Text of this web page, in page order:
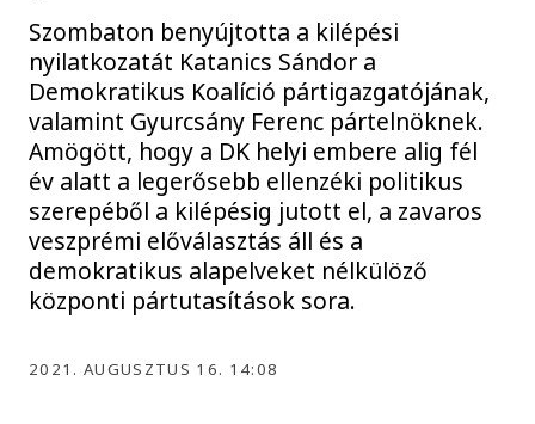
Szombaton benyújtotta a kilépési
nyilatkozatát Katanics Sándor a
Demokratikus Koalíció pártigazgatójának,
valamint Gyurcsány Ferenc pártelnöknek.
Amögött, hogy a DK helyi embere alig fél
év alatt a legerősebb ellenzéki politikus
szerepéből a kilépésig jutott el, a zavaros
veszprémi előválasztás áll és a
demokratikus alapelveket nélkülöző
központi pártutasítások sora.
2021. AUGUSZTUS 16. 14:08